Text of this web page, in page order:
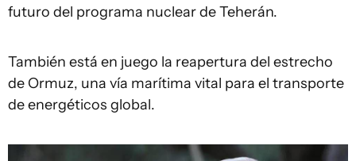
futuro del programa nuclear de Teherán.
También está en juego la reapertura del estrecho
de Ormuz, una vía marítima vital para el transporte
de energéticos global.